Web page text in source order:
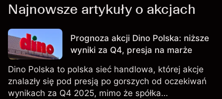
Najnowsze artykuły o akcjach
Prognoza akcji Dino Polska: niższe
wyniki za Q4, presja na marże
Dino Polska to polska sieć handlowa, której akcje
znalazły się pod presją po gorszych od oczekiwań
wynikach za Q4 2025, mimo że spółka